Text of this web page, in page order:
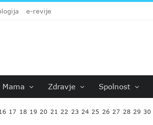
e-revije
Mama Zdravje Spolnost
17 18 19 20 21 22 23 24 25 26 27 28 29 30